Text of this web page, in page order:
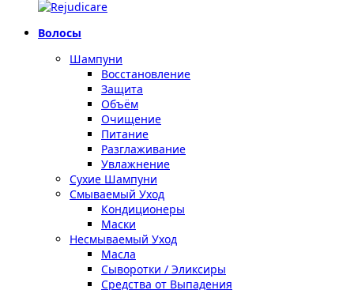
Волосы
Шампуни
Восстановление
Защита
Объём
Очищение
Питание
Разглаживание
Увлажнение
Сухие Шампуни
Смываемый Уход
Кондиционеры
Маски
Несмываемый Уход
Масла
Сыворотки / Эликсиры
Средства от Выпадения